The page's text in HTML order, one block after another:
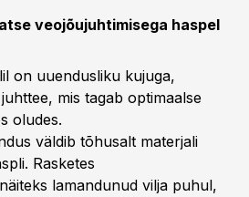
veojõujuhtimisega haspel
on uuendusliku kujuga,
mis tagab optimaalse
oludes.
väldib tõhusalt materjali
Rasketes
lamandunud vilja puhul,